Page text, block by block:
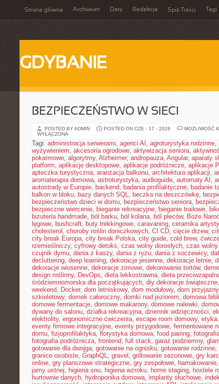
Strona główna Archiwum Daty Redakcja Spis Treści Tagi
GDYBANIE
BEZPIECZEŃSTWO W SIECI
POSTED BY ADMIN POSTED ON CZE - 17 - 2026
MOŻLIWOŚĆ
WYŁĄCZONA
Tagi: administracja serwerami, agenci AI , agroturystyka rodzinne,
wyżywieniem, akcesoria ogrodowe, aktywizacja seniora,
pokarmowe, algorytmy, Alzheimer, andropauza, Angular, aparaty
platform, aplikacje desktopowe, aplikacje podróżnicze, aplikacje
apteczka turystyczna, aranżacja balkonu, architektura aplikacji,
aromaterapia domowa, astroturystyka, audioguide, automaty AI ,
autostrady w Europie, backend, badania profilaktyczne, badanie
balkon w bloku, bazy danych SQL, beczka na deszczówkę,
bezpieczeństwo dzieci w domu, bezpieczeństwo seniora,
bezpieczne wiercenie, bieganie rekreacyjne, bieganie trailowe,
bizuteria handmade, ból barku, ból kolana, ból pleców, Boże
lęgowe, bushcraft, buty trekkingowe, caravaning, ceramika
cholesterol , choroby roślin doniczkowych, CI CD, cięcie drzew,
city break Europa, city break Polska, city guide, cold brew,
rzemieślniczy, cyfrowy detoks, czas wolny dorosłych, czas
czujnik dymu, dania z kaszy, dania z ryżu, dania z soczewicy,
decluttering, deep learning, dekoracje jesienne, dekoracje letnie,
dekoracje wiosenne, dekoracje zimowe, dekorowanie tortów,
design roślinny, DevOps, dieta lekkostrawna, dieta
śródziemnomorska dla początkujących, diy dekoracje świąteczne
weekend, Docker, dom letniskowy, dom modułowy, dom
szkieletowy, domek całoroczny, domki nad jeziorem, domowa
domowe fermentacje, domowe makarony, domowe nalewki,
dywany do salonu, działka rekreacyjna, dziennik wdzięczności,
elektrolity, ergonomiczne ćwiczenia, escape room domowy, etyka
eventy firmowe integracyjne, eventy przygodowe, fermentowane
domu, fizjoprofilaktyka, florystyka domowa, food pairing,
fotografia podróżnicza, frontend, full stack, garaż podziemny,
gotowanie dla dwojga, gotowanie na ognisku, gotowanie rodzinne,
granice osobiste, GraphQL, gravel , grillowanie sezonowe, gry
online, gry planszowe strategiczne, gry zespołowe, hamakowanie
jamy ustnej, higiena snu, higiena wzroku, home staging, hostele
hurtownie danych, hydroponika domowa, implanty słuchowe,